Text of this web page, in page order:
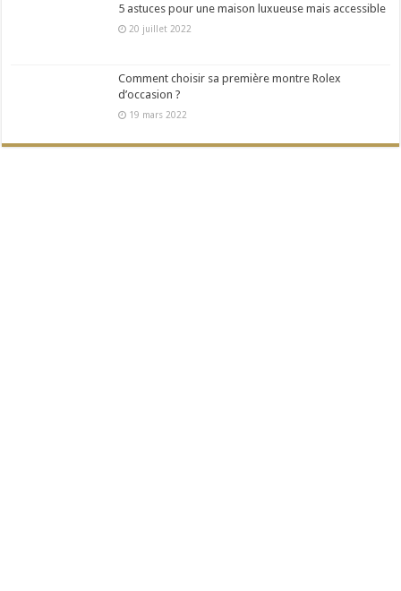
5 astuces pour une maison luxueuse mais accessible
20 juillet 2022
Comment choisir sa première montre Rolex
d’occasion ?
19 mars 2022